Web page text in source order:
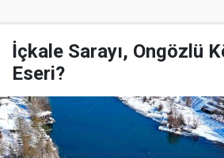
İçkale Sarayı, Ongözlü
Eseri?